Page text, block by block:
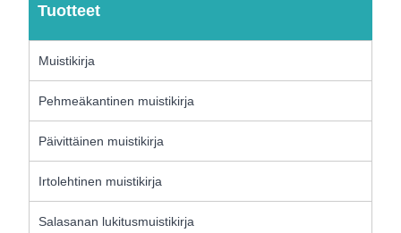
Tuotteet
Muistikirja
Pehmeäkantinen muistikirja
Päivittäinen muistikirja
Irtolehtinen muistikirja
Salasanan lukitusmuistikirja